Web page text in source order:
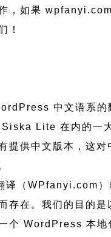
，如果 wpfanyi.com
！
中文语系的
Siska Lite 在内的一
提供中文版本，这对
译（WPfanyi.com）
存在。我们的目的是
个 WordPress 本地